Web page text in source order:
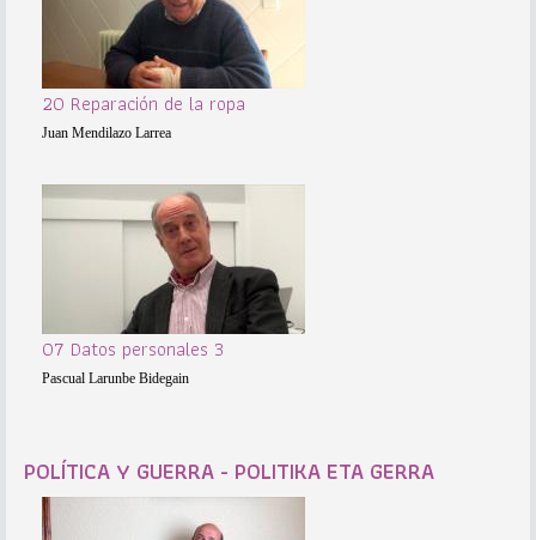
20 Reparación de la ropa
Juan Mendilazo Larrea
07 Datos personales 3
Pascual Larunbe Bidegain
POLÍTICA Y GUERRA - POLITIKA ETA GERRA